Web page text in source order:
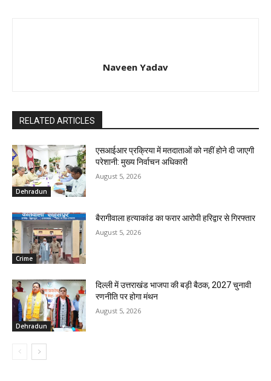
Naveen Yadav
RELATED ARTICLES
Dehradun
एसआईआर प्रक्रिया में मतदाताओं को नहीं होने दी जाएगी
परेशानी: मुख्य निर्वाचन अधिकारी
August 5, 2026
Crime
बैरागीवाला हत्याकांड का फरार आरोपी हरिद्वार से गिरफ्तार
August 5, 2026
Dehradun
दिल्ली में उत्तराखंड भाजपा की बड़ी बैठक, 2027 चुनावी
रणनीति पर होगा मंथन
August 5, 2026